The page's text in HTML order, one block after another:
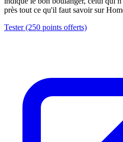
près tout ce qu'il faut savoir sur
Tester (250 points offerts)